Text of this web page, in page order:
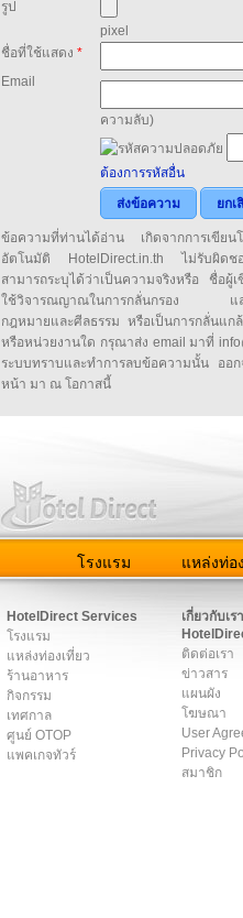
รูป
pixel
ชื่อที่ใช้แสดง *
Email
ความลับ)
ต้องการรหัสอื่น
ส่งข้อความ
ยกเ
ข้อความที่ท่านได้อ่าน เกิดจากการเขีย
อัตโนมัติ HotelDirect.in.th ไม่รับผิดช
สามารถระบุได้ว่าเป็นความจริงหรือ ชื่อผู้
ใช้วิจารณญาณในการกลั่นกรอง และ
กฎหมายและศีลธรรม หรือเป็นการกลั่นแก
หรือหน่วยงานใด กรุณาส่ง email มาที่
ระบบทราบและทำการลบข้อความนั้น ออ
หน้า มา ณ โอกาสนี้
โรงแรม แหล่งท่อ
HotelDirect Services
โรงแรม
แหล่งท่องเที่ยว
ร้านอาหาร
กิจกรรม
เทศกาล
ศูนย์ OTOP
แพคเกจทัวร์
เกี่ยวกับเรา
ติดต่อเรา
ข่าวสาร
แผนผัง
โฆษณา
User
Privacy
สมาชิก